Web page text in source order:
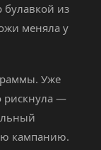
булавкой из
меняла у
Уже
рискнула —
кампанию.